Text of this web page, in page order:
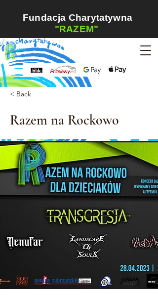
Fundacja Charytatywna
"RAZEM"
< Back
Razem na Rockowo